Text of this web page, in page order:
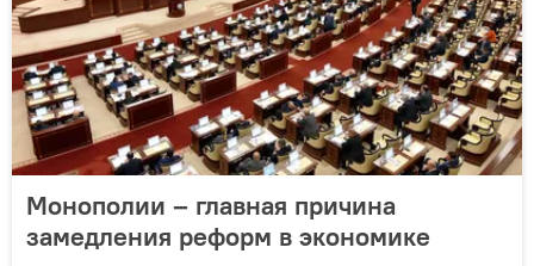
Монополии – главная причина
замедления реформ в экономике